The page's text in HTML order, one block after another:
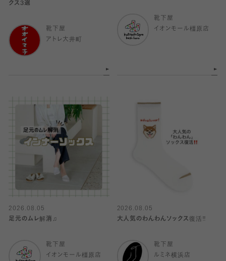
クス3選
靴下屋
アトレ大井町
靴下屋
イオンモール橿原店
2026.08.05
足元のムレ解消♫
靴下屋
イオンモール橿原店
2026.08.05
大人気のわんわんソックス復活‼️
靴下屋
ルミネ横浜店